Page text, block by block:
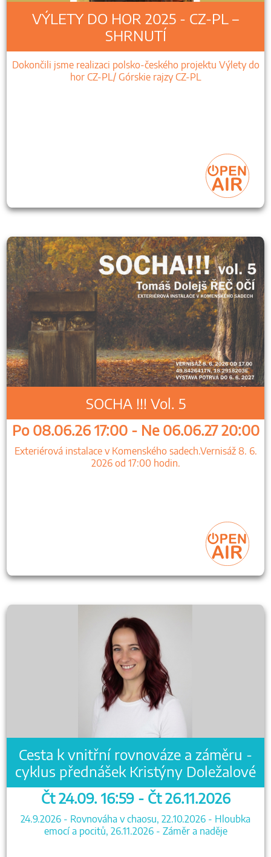
VÝLETY DO HOR 2025 - CZ-PL –
SHRNUTÍ
Dokončili jsme realizaci polsko-českého projektu Výlety do
hor CZ-PL/ Górskie rajzy CZ-PL
SOCHA !!! Vol. 5
Po 08.06.26 17:00 - Ne 06.06.27 20:00
Exteriérová instalace v Komenského sadech.Vernisáž 8. 6.
2026 od 17:00 hodin.
Cesta k vnitřní rovnováze a záměru -
cyklus přednášek Kristýny Doležalové
Čt 24.09. 16:59 - Čt 26.11.2026
24.9.2026 - Rovnováha v chaosu, 22.10.2026 - Hloubka
emocí a pocitů, 26.11.2026 - Záměr a naděje